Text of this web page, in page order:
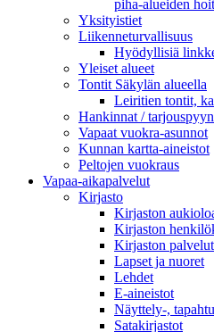
piha-alueiden
Yksityistiet
Liikenneturvallisuus
Hyödyllisiä
Yleiset alueet
Tontit Säkylän alueella
Leiritien tontit,
Hankinnat /
Vapaat vuokra-asunnot
Kunnan kartta-aineistot
Peltojen vuokraus
Vapaa-aika­palvelut
Kirjasto
Kirjaston
Kirjaston
Kirjaston palvelut
Lapset ja nuoret
Lehdet
E-aineistot
Näyttely-,
Satakirjastot